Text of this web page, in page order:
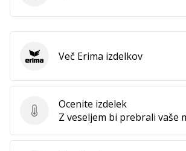
Ocenite izdelek
Ocenite izdelek
Z veseljem bi prebrali vaše
Erima Več Erima izdelkov